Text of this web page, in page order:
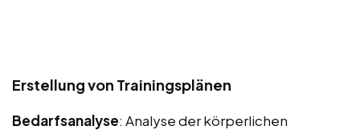
Erstellung von Trainingsplänen
Bedarfsanalyse: Analyse der körperlichen